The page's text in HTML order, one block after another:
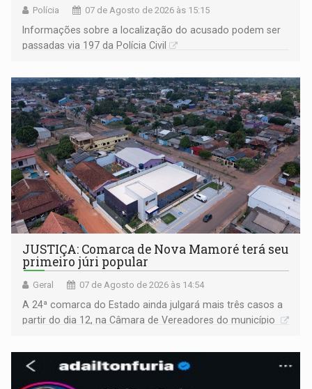
Polícia 07 de Agosto de 2026 às 15:15
Informações sobre a localização do acusado podem ser
passadas via 197 da Polícia Civil
JUSTIÇA: Comarca de Nova Mamoré terá seu
primeiro júri popular
Geral 07 de Agosto de 2026 às 14:54
A 24ª comarca do Estado ainda julgará mais três casos a
partir do dia 12, na Câmara de Vereadores do município